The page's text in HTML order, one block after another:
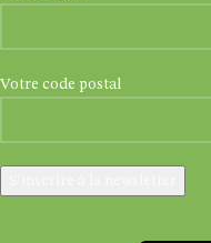
Votre code postal